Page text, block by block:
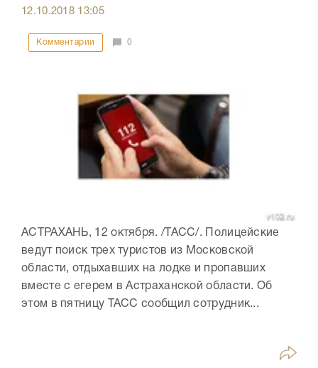
12.10.2018 13:05
Комментарии 0
АСТРАХАНЬ, 12 октября. /ТАСС/. Полицейские
ведут поиск трех туристов из Московской
области, отдыхавших на лодке и пропавших
вместе с егерем в Астраханской области. Об
этом в пятницу ТАСС сообщил сотрудник...